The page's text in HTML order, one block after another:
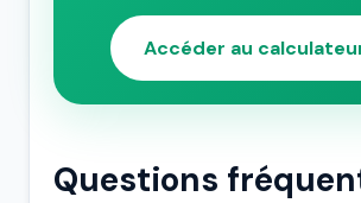
Accéder au
Questions